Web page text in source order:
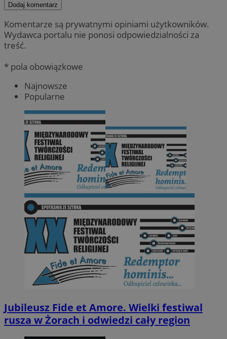
Dodaj komentarz
Komentarze są prywatnymi opiniami użytkowników.
Wydawca portalu nie ponosi odpowiedzialności za
treść.
* pola obowiązkowe
Najnowsze
Popularne
Jubileusz Fide et Amore. Wielki festiwal
rusza w Żorach i odwiedzi cały region